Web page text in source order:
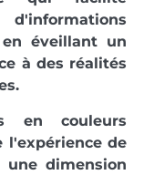
éveillant un
à des réalités
en couleurs
l'expérience de
une dimension